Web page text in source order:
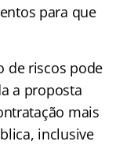
para que
de riscos pode
a proposta
mais
inclusive